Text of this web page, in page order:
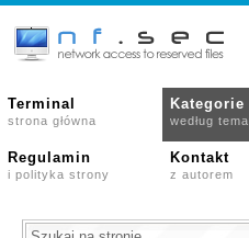
Terminal
strona główna
Kategorie
według
Regulamin
i polityka strony
Kontakt
z autorem